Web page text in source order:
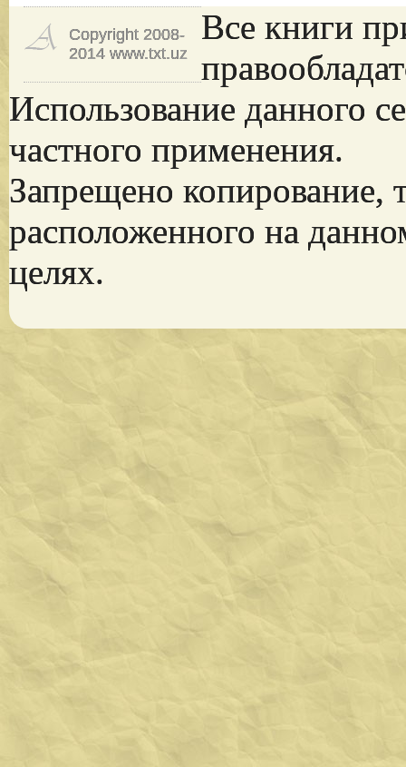
Copyright 2008-
2014 www.txt.uz
Все книги
Использование данного
частного применения.
Запрещено копирование,
расположенного на
целях.